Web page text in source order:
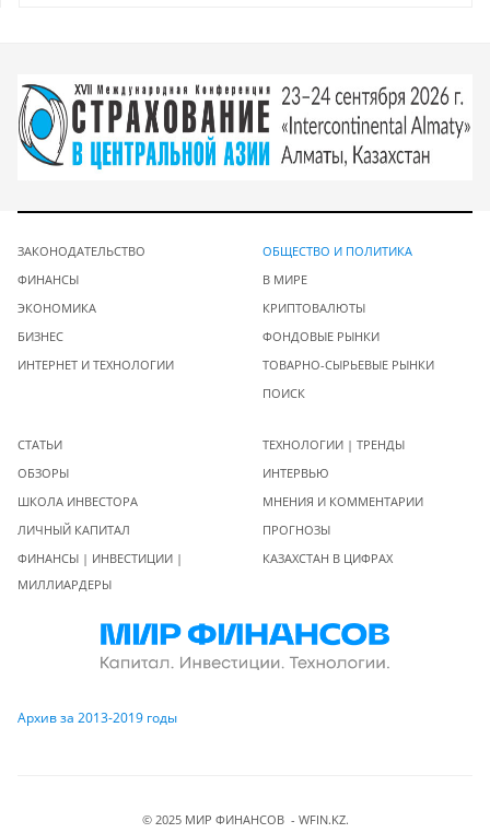
ЗАКОНОДАТЕЛЬСТВО
ФИНАНСЫ
ЭКОНОМИКА
БИЗНЕС
ИНТЕРНЕТ И ТЕХНОЛОГИИ
ОБЩЕСТВО И ПОЛИТИКА
В МИРЕ
КРИПТОВАЛЮТЫ
ФОНДОВЫЕ РЫНКИ
ТОВАРНО-СЫРЬЕВЫЕ РЫНКИ
ПОИСК
СТАТЬИ
ОБЗОРЫ
ШКОЛА ИНВЕСТОРА
ЛИЧНЫЙ КАПИТАЛ
ФИНАНСЫ | ИНВЕСТИЦИИ |
МИЛЛИАРДЕРЫ
ТЕХНОЛОГИИ | ТРЕНДЫ
ИНТЕРВЬЮ
МНЕНИЯ И КОММЕНТАРИИ
ПРОГНОЗЫ
КАЗАХСТАН В ЦИФРАХ
Архив за 2013-2019 годы
© 2025 МИР ФИНАНСОВ - WFIN.KZ.